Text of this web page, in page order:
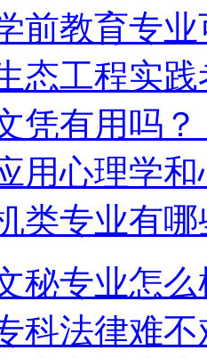
前教育专
态工程实
凭有用吗？
用心理学
类专业有
秘专业怎
科法律难不